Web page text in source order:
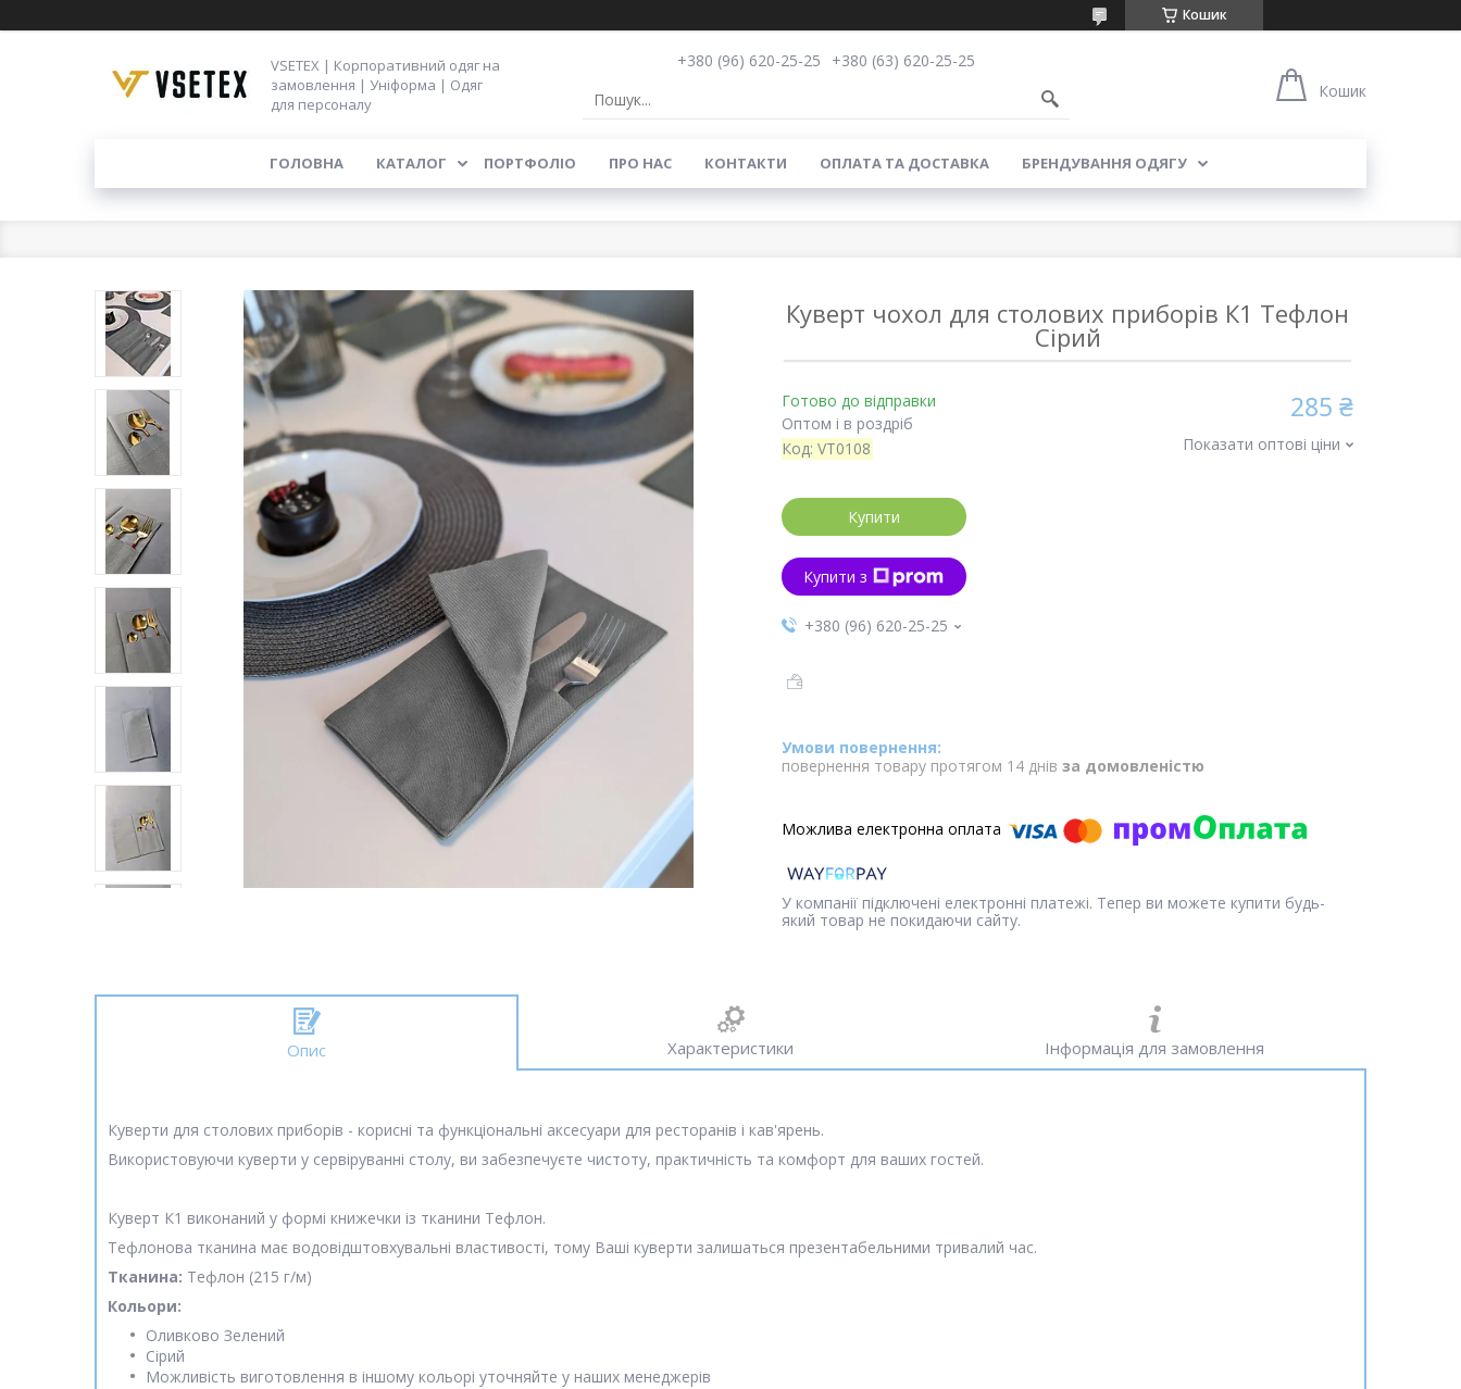
Кошик
VSETEX | Корпоративний одяг на
замовлення | Уніформа | Одяг
для персоналу
+380 (96) 620-25-25
+380 (63) 620-25-25
Кошик
ГОЛОВНА КАТАЛОГ ПОРТФОЛІО ПРО НАС КОНТАКТИ ОПЛАТА ТА ДОСТАВКА БРЕНДУВАННЯ ОДЯГУ
Куверт чохол для столових приборів К1 Тефлон
Сірий
Готово до відправки
Оптом і в роздріб
Код: VT0108
285 ₴
Показати оптові ціни
Купити
Купити з
+380 (96) 620-25-25
повернення товару протягом 14 днів за домовленістю
У компанії підключені електронні платежі. Тепер ви можете купити будь-
який товар не покидаючи сайту.
Опис Характеристики Інформація для замовлення
Куверти для столових приборів - корисні та функціональні аксесуари для ресторанів і кав'ярень.
Використовуючи куверти у сервіруванні столу, ви забезпечуєте чистоту, практичність та комфорт для ваших гостей.
Куверт К1 виконаний у формі книжечки із тканини Тефлон.
Тефлонова тканина має водовідштовхувальні властивості, тому Ваші куверти залишаться презентабельними тривалий час.
Тканина: Тефлон (215 г/м)
Кольори:
Оливково Зелений
Сірий
Можливість виготовлення в іншому кольорі уточняйте у наших менеджерів